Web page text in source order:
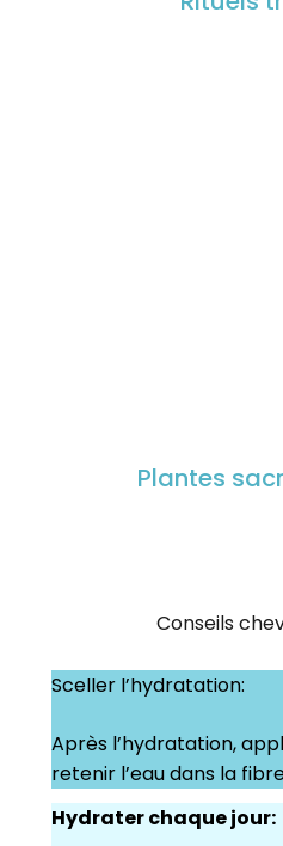
Plantes
Conseils
Sceller l’hydratation:
Après l’hydratation,
retenir l’eau dans la
Hydrater chaque jour: